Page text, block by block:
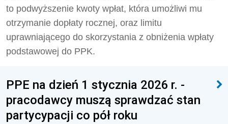
to podwyższenie kwoty wpłat, która umożliwi mu
otrzymanie dopłaty rocznej, oraz limitu
uprawniającego do skorzystania z obniżenia wpłaty
podstawowej do PPK.
PPE na dzień 1 stycznia 2026 r. -
pracodawcy muszą sprawdzać stan
partycypacji co pół roku